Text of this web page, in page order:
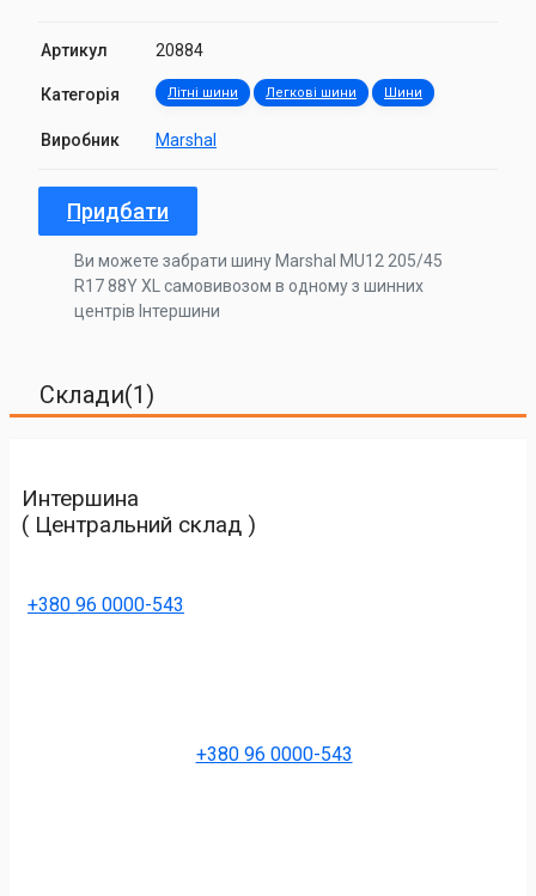
Артикул 20884
Категорія Літні шини Легкові шини Шини
Виробник Marshal
Придбати
Ви можете забрати шину Marshal MU12 205/45
R17 88Y XL самовивозом в одному з шинних
центрів Інтершини
Склади(1)
Интершина
( Центральний склад )
+380 96 0000-543
+380 96 0000-543